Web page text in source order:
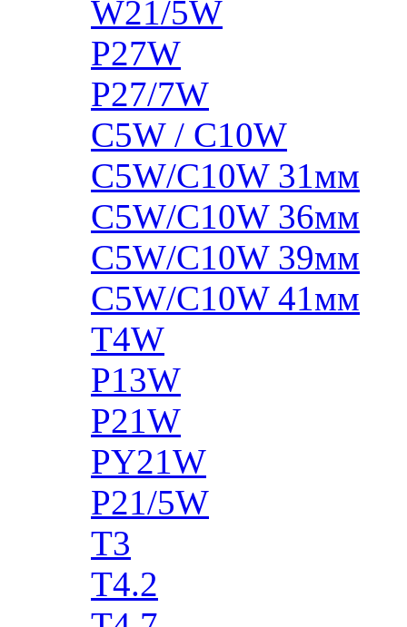
W21/5W
P27W
P27/7W
C5W / C10W
C5W/C10W 31мм
C5W/C10W 36мм
C5W/C10W 39мм
C5W/C10W 41мм
T4W
P13W
P21W
PY21W
P21/5W
T3
T4.2